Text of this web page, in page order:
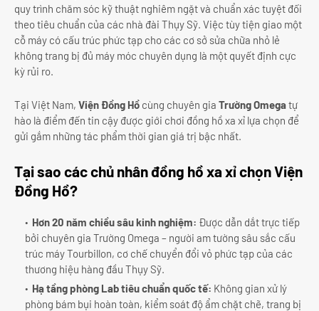
quy trình chăm sóc kỹ thuật nghiêm ngặt và chuẩn xác tuyệt đối
theo tiêu chuẩn của các nhà đài Thụy Sỹ. Việc tùy tiện giao một
cỗ máy có cấu trúc phức tạp cho các cơ sở sửa chữa nhỏ lẻ
không trang bị đủ máy móc chuyên dụng là một quyết định cực
kỳ rủi ro.
Tại Việt Nam, Viện Đồng Hồ cùng chuyên gia Trường Omegatự
hào là điểm đến tin cậy được giới chơi đồng hồ xa xỉ lựa chọn để
gửi gắm những tác phẩm thời gian giá trị bậc nhất.
Tại sao các chủ nhân đồng hồ xa xỉ chọn Viện
Đồng Hồ?
Hơn 20 năm chiều sâu kinh nghiệm: Được dẫn dắt trực tiếp
bởi chuyên gia Trường Omega – người am tường sâu sắc cấu
trúc máy Tourbillon, cơ chế chuyển đổi vỏ phức tạp của các
thương hiệu hàng đầu Thụy Sỹ.
Hạ tầng phòng Lab tiêu chuẩn quốc tế: Không gian xử lý
phòng bám bụi hoàn toàn, kiểm soát độ ẩm chặt chẽ, trang bị